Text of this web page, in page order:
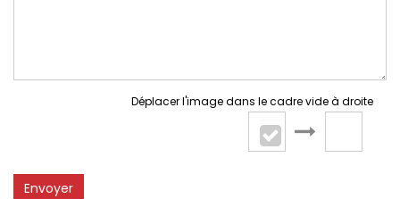
Déplacer l'image dans le cadre vide à droite
Envoyer